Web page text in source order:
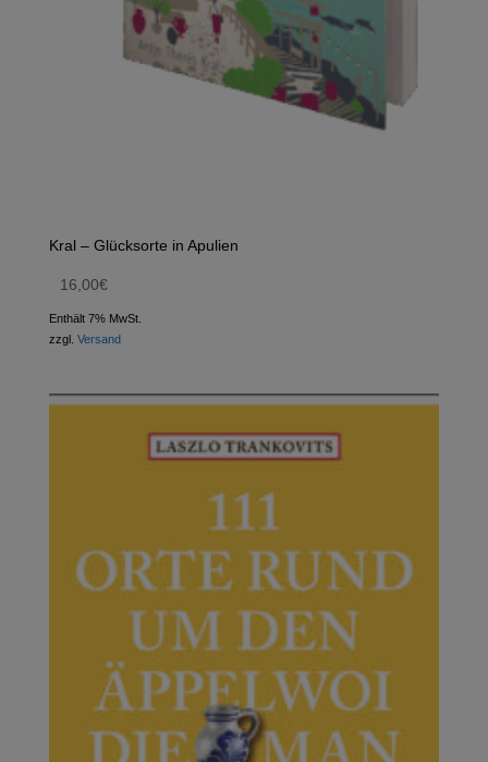
Kral – Glücksorte in Apulien
16,00€
Enthält 7% MwSt.
zzgl. Versand